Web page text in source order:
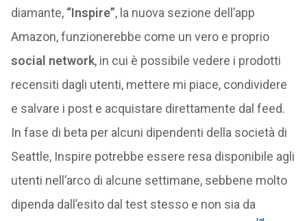
diamante, “Inspire”, la nuova sezione dell’app
Amazon, funzionerebbe come un vero e proprio
social network, in cui è possibile vedere i prodotti
recensiti dagli utenti, mettere mi piace, condividere
e salvare i post e acquistare direttamente dal feed.
In fase di beta per alcuni dipendenti della società di
Seattle, Inspire potrebbe essere resa disponibile agli
utenti nell’arco di alcune settimane, sebbene molto
dipenda dall’esito dal test stesso e non sia da